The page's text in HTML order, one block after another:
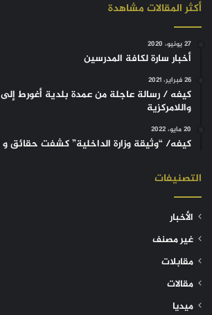
أكثر المقالات مشاهدة
27 يونيو، 2020
أخبار سارة لكافة المدرسين
26 فبراير، 2021
كيفه / رسالة عاجلة من عمدة بلدية أغورط إلى
واللامركزية
20 مايو، 2022
كيفه/ “وثيقة وزارة الداخلية” كشفت حقائق
التصنيفات
الأخبار
غير مصنف
مقابلات
مقالات
ميديا